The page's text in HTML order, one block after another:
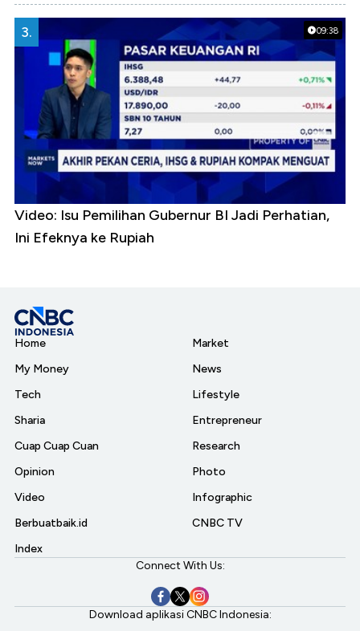
09:38
3.
Video: Isu Pemilihan Gubernur BI Jadi Perhatian,
Ini Efeknya ke Rupiah
Home
My Money
Tech
Sharia
Cuap Cuap Cuan
Opinion
Video
Berbuatbaik.id
Index
Market
News
Lifestyle
Entrepreneur
Research
Photo
Infographic
CNBC TV
Connect With Us:
Download aplikasi CNBC Indonesia: